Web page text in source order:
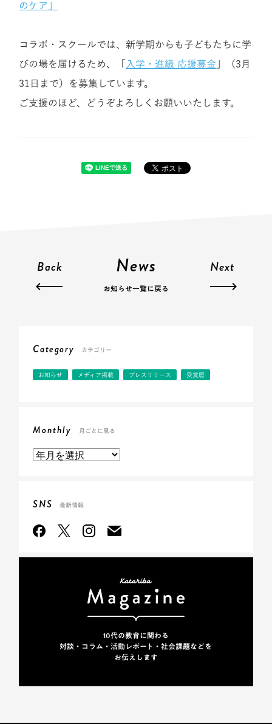
のケア」
コラボ・スクールでは、新学期からも子どもたちに学
びの場を届けるため、「
入学・進級 応援募金 」（3月
31日まで）を募集しています。
ご支援のほど、どうぞよろしくお願いいたします。
Back News
お知らせ一覧に戻る
Next
Category カテゴリー
お知らせ メディア掲載 プレスリリース 受賞歴
Monthly 月ごとに見る
SNS 最新情報
10代の教育に関わる
対談・コラム・活動レポート・社会課題などを
お伝えします